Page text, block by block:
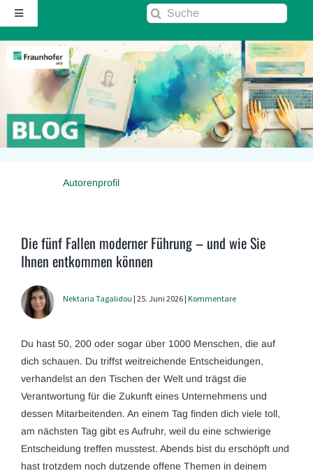
Zum
Inhalt
springen
Toggle
Navigation
Startseite
Über diesen Blog
Kontakt
Kommentarrichtlinie
Suche
Autorenprofil
Die fünf Fallen moderner Führung – und wie Sie
Ihnen entkommen können
Nektaria Tagalidou | 25. Juni 2026 | Kommentare
Du hast 50, 200 oder sogar über 1000 Menschen, die auf
dich schauen. Du triffst weitreichende Entscheidungen,
verhandelst an den Tischen der Welt und trägst die
Verantwortung für die Zukunft eines Unternehmens und
dessen Mitarbeitenden. An einem Tag finden dich viele toll,
am nächsten Tag gibt es Aufruhr, weil du eine schwierige
Entscheidung treffen musstest. Abends bist du erschöpft und
hast trotzdem noch dutzende offene Themen in deinem